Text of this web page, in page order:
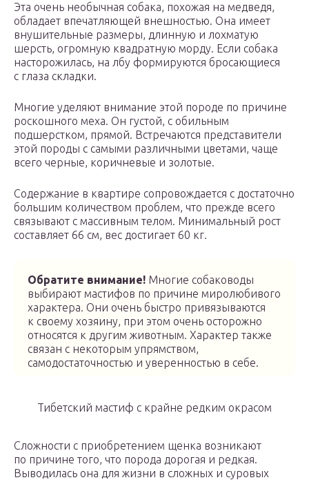
Эта очень необычная собака, похожая на медведя,
обладает впечатляющей внешностью. Она имеет
внушительные размеры, длинную и лохматую
шерсть, огромную квадратную морду. Если собака
насторожилась, на лбу формируются бросающиеся
с глаза складки.
Многие уделяют внимание этой породе по причине
роскошного меха. Он густой, с обильным
подшерстком, прямой. Встречаются представители
этой породы с самыми различными цветами, чаще
всего черные, коричневые и золотые.
Содержание в квартире сопровождается с достаточно
большим количеством проблем, что прежде всего
связывают с массивным телом. Минимальный рост
составляет 66 см, вес достигает 60 кг.
Обратите внимание! Многие собаководы
выбирают мастифов по причине миролюбивого
характера. Они очень быстро привязываются
к своему хозяину, при этом очень осторожно
относятся к другим животным. Характер также
связан с некоторым упрямством,
самодостаточностью и уверенностью в себе.
Тибетский мастиф с крайне редким окрасом
Сложности с приобретением щенка возникают
по причине того, что порода дорогая и редкая.
Выводилась она для жизни в сложных и суровых